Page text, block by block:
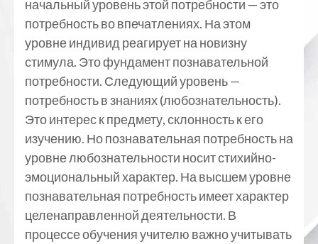
начальный уровень этой потребности — это
потребность во впечатлениях. На этом
уровне индивид реагирует на новизну
стимула. Это фундамент познавательной
потребности. Следующий уровень —
потребность в знаниях (любознательность).
Это интерес к предмету, склонность к его
изучению. Но познавательная потребность на
уровне любознательности носит стихийно-
эмоциональный характер. На высшем уровне
познавательная потребность имеет характер
целенаправленной деятельности. В
процессе обучения учителю важно учитывать